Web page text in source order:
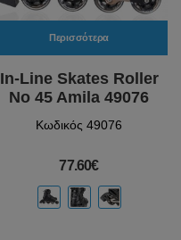
Περισσότερα
In-Line Skates Roller
No 45 Amila 49076
Κωδικός 49076
77.60€